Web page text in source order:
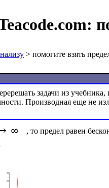
> помогите взять
задачи из
, то предел равен